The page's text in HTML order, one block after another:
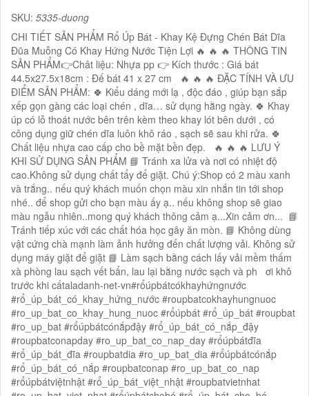
SKU: 5335-duong
CHI TIẾT SẢN PHẨM Rổ Úp Bát - Khay Kệ Đựng Chén Bát Dĩa
Đũa Muỗng Có Khay Hứng Nước Tiện Lợi 🔥 🔥 🔥 THÔNG TIN
SẢN PHẨM👉Chât liệu: Nhựa pp 👉 Kích thước : Giá bát
44.5x27.5x18cm : Đế bát 41 x 27 cm 🔥 🔥 🔥 ĐẶC TÍNH VÀ ƯU
ĐIỂM SẢN PHẨM: 🍀 Kiểu dáng mới lạ , độc đáo , giúp bạn sắp
xếp gọn gàng các loại chén , dĩa… sử dụng hằng ngày. 🍀 Khay
úp có lỗ thoát nước bên trên kèm theo khay lót bên dưới , có
công dụng giữ chén dĩa luôn khô ráo , sạch sẽ sau khi rửa. 🍀
Chất liệu nhựa cao cấp cho bề mặt bền đẹp. 🔥 🔥 🔥 LƯU Ý
KHI SỬ DỤNG SẢN PHẨM 📘 Tránh xa lửa và nơi có nhiệt độ
cao.Không sử dụng chất tẩy để giặt. Chú ý:Shop có 2 màu xanh
và trắng.. nếu quý khách muốn chọn màu xin nhắn tin tới shop
nhé.. để shop gửi cho bạn màu ấy ạ.. nếu không shop sẽ giao
màu ngẫu nhiên..mong quý khách thông cảm ạ...Xin cảm ơn... 📘
Tránh tiếp xúc với các chất hóa học gây ăn mòn. 📘 Không dùng
vật cứng chà mạnh làm ảnh hưởng đến chất lượng vải. Không sử
dụng máy giặt để giặt 📘 Làm sạch bằng cách lấy vải mềm thấm
xà phòng lau sạch vết bẩn, lau lại bằng nước sạch và ph ơi khô
trước khi cấtaladanh-net-vn#rổúpbátcókhayhứngnước
#rổ_úp_bát_có_khay_hứng_nước #roupbatcokhayhungnuoc
#ro_up_bat_co_khay_hung_nuoc #rổúpbát #rổ_úp_bát #roupbat
#ro_up_bat #rổúpbátcónắpđậy #rổ_úp_bát_có_nắp_đậy
#roupbatconapday #ro_up_bat_co_nap_day #rổúpbátđĩa
#rổ_úp_bát_đĩa #roupbatdia #ro_up_bat_dia #rổúpbátcónắp
#rổ_úp_bát_có_nắp #roupbatconap #ro_up_bat_co_nap
#rổúpbátviệtnhật #rổ_úp_bát_việt_nhật #roupbatvietnhat